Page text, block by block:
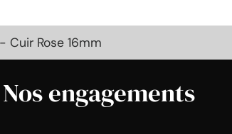
Cuir Rose 16mm
Nos engagements